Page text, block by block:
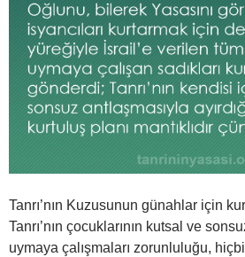
Tanrı’nın Kuzusunun günahlar için
Tanrı’nın çocuklarının kutsal ve
uymaya çalışmaları zorunluluğu,